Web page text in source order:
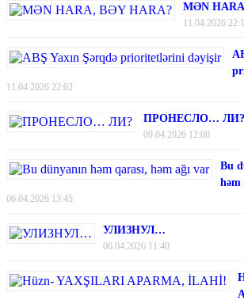
MƏN
11.04.2026
11.04.2026 22:02
ПРОНЕСЛО… ЛИ?
09.04.2026 12:08
Bu
həm
06.04.2026 13:45
УЛИЗНУЛ…
06.04.2026 11:40